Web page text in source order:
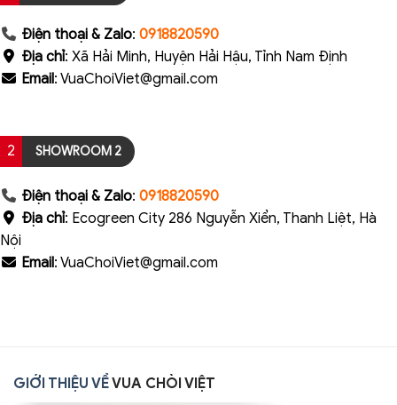
Điện thoại & Zalo: 0918820590
Địa chỉ: Xã Hải Minh, Huyện Hải Hậu, Tỉnh Nam Định
Email: VuaChoiViet@gmail.com
2 SHOWROOM 2
Điện thoại & Zalo: 0918820590
Địa chỉ: Ecogreen City 286 Nguyễn Xiển, Thanh Liệt, Hà
Nội
Email: VuaChoiViet@gmail.com
GIỚI THIỆU VỀVUA CHÒI VIỆT